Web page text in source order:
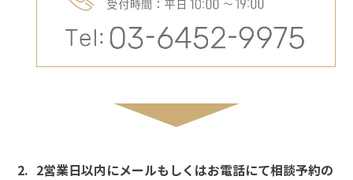
2営業日以内にメールもしくはお電話にて相談予約の